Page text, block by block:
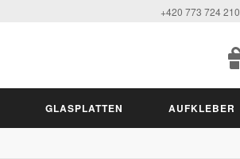
+420 773 724 210
GLASPLATTEN AUFKLEBER